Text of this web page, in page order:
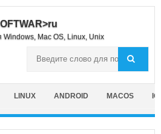
Mac OS, Linux, Unix
LINUX ANDROID MACOS